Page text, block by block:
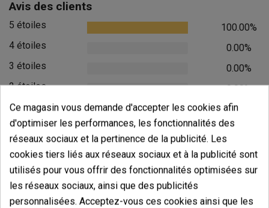
Avis des clients
5 étoiles
100.00%
4 étoiles
0.00%
3 étoiles
0.00%
2 étoiles
0.00%
1 étoiles
0.00%
Écrivez votre commentaire
5de 5
17 Valorisations globales
Trier par:
Ce magasin vous demande d'accepter les cookies afin
d'optimiser les performances, les fonctionnalités des
réseaux sociaux et la pertinence de la publicité. Les
cookies tiers liés aux réseaux sociaux et à la publicité sont
utilisés pour vous offrir des fonctionnalités optimisées sur
les réseaux sociaux, ainsi que des publicités
personnalisées. Acceptez-vous ces cookies ainsi que les